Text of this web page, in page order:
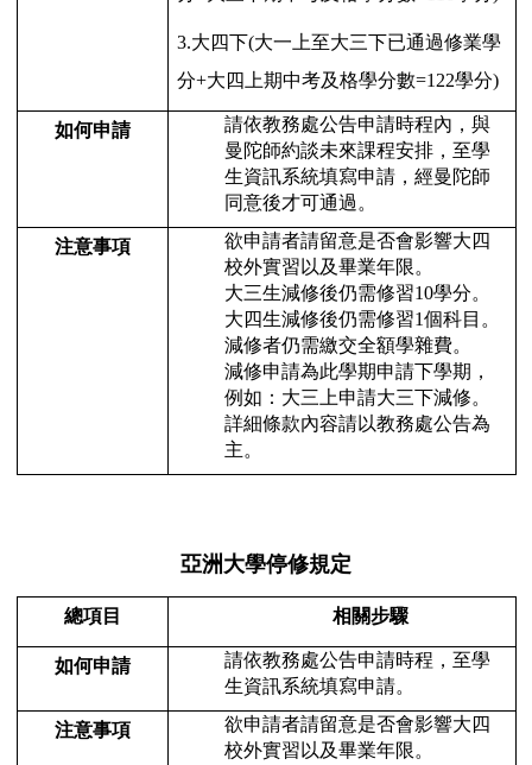
3.大四下(大一上至大三下已通過修業學
分+大四上期中考及格學分數=122學分)
如何申請
請依教務處公告申請時程內，與
曼陀師約談未來課程安排，至學
生資訊系統填寫申請，經曼陀師
同意後才可通過。
注意事項
欲申請者請留意是否會影響大四
校外實習以及畢業年限。
大三生減修後仍需修習10學分。
大四生減修後仍需修習1個科目。
減修者仍需繳交全額學雜費。
減修申請為此學期申請下學期，
例如：大三上申請大三下減修。
詳細條款內容請以教務處公告為
主。
亞洲大學停修規定
總項目 相關步驟
如何申請
請依教務處公告申請時程，至學
生資訊系統填寫申請。
注意事項
欲申請者請留意是否會影響大四
校外實習以及畢業年限。